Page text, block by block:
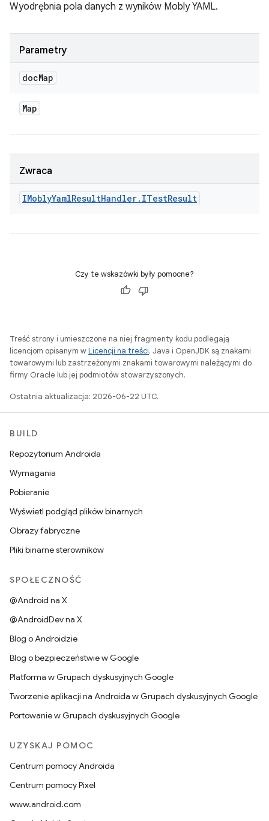
Wyodrębnia pola danych z wyników Mobly YAML.
Parametry
docMap
Map
Zwraca
IMoblyYamlResultHandler. ITestResult
Czy te wskazówki były pomocne?
Treść strony i umieszczone na niej fragmenty kodu podlegają
licencjom opisanym wLicencji na treści. Java i OpenJDK są znakami
towarowymi lub zastrzeżonymi znakami towarowymi należącymi do
firmy Oracle lub jej podmiotów stowarzyszonych.
Ostatnia aktualizacja: 2026-06-22 UTC.
BUILD
Repozytorium Androida
Wymagania
Pobieranie
Wyświetl podgląd plików binarnych
Obrazy fabryczne
Pliki binarne sterowników
SPOŁECZNOŚĆ
@Android na X
@AndroidDev na X
Blog o Androidzie
Blog o bezpieczeństwie w Google
Platforma w Grupach dyskusyjnych Google
Tworzenie aplikacji na Androida w Grupach dyskusyjnych Google
Portowanie w Grupach dyskusyjnych Google
UZYSKAJ POMOC
Centrum pomocy Androida
Centrum pomocy Pixel
www.android.com